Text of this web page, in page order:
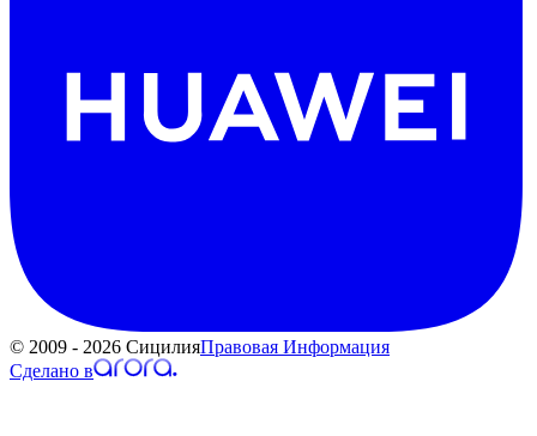
© 2009 - 2026 СицилияПравовая Информация
Сделано в